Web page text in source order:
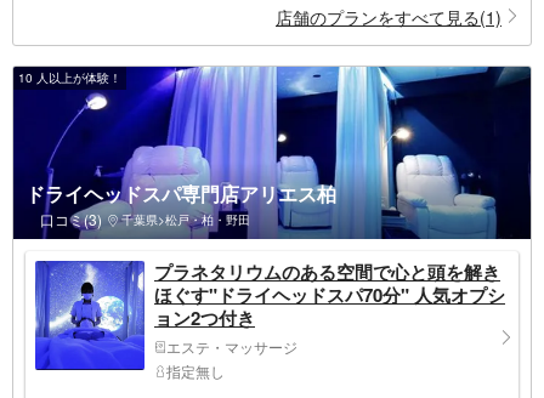
店舗のプランをすべて見る(1)
10 人以上が体験！
ドライヘッドスパ専門店アリエス柏
口コミ(3) 千葉県>松戸・柏・野田
プラネタリウムのある空間で心と頭を解き
ほぐす"ドライヘッドスパ70分" 人気オプシ
ョン2つ付き
エステ・マッサージ
指定無し